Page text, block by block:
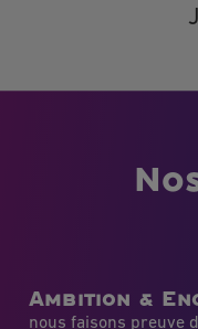
Ambition &
nous faisons preuve